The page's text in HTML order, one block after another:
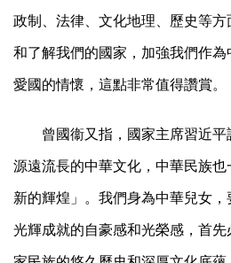
政制、法律、文化地理、歷史等
和了解我們的國家，加強我們作
愛國的情懷，這點非常值得讚賞。
曾國衞又指，國家主席習近
源遠流長的中華文化，中華民族
新的輝煌」。我們身為中華兒女
光輝成就的自豪感和光榮感，首